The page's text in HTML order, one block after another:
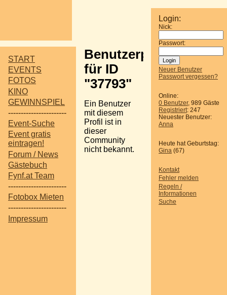
START
EVENTS
FOTOS
KINO
GEWINNSPIEL
-----------------------
Event-Suche
Event gratis
eintragen!
Forum / News
Gästebuch
Fynf.at Team
-----------------------
Fotobox Mieten
-----------------------
Impressum
Login:
Nick:
Passwort:
Neuer Benutzer
Passwort vergessen?
Online:
0 Benutzer, 989 Gäste
Registriert: 247
Neuester Benutzer:
Anna
Heute hat Geburtstag:
Gina (67)
Kontakt
Fehler melden
Regeln /
Informationen
Suche
Benutzerprofil
für ID
"37793"
Ein Benutzer
mit diesem
Profil ist in
dieser
Community
nicht bekannt.